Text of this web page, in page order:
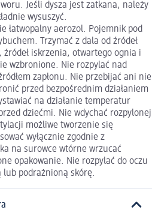
Jeśli dysza jest zatkana, należy
wysuszyć.
łatwopalny aerozol. Pojemnik pod
Trzymać z dala od źródeł
źródeł iskrzenia, otwartego ognia i
wzbronione. Nie rozpylać nad
zapłonu. Nie przebijać ani nie
przed bezpośrednim działaniem
na działanie temperatur
dziećmi. Nie wdychać rozpylonej
możliwe tworzenie się
wyłącznie zgodnie z
na surowce wtórne wrzucać
opakowanie. Nie rozpylać do oczu
lub podrażnioną skórę.